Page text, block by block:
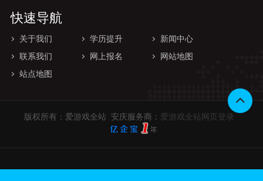
快速导航
关于我们 学历提升
新闻中心
联系我们
网上报名
网站地图
站点地图
版权所有：爱游戏全站 安庆服务商： 爱游戏全站网页登录